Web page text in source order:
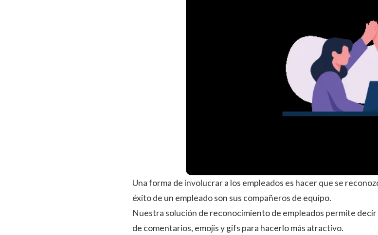
Una forma de involucrar a los empleados es hacer que se
éxito de un empleado son sus compañeros de equipo.
Nuestra solución de reconocimiento de empleados permite
de comentarios, emojis y gifs para hacerlo más atractivo.